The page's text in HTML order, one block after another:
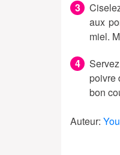
aux
miel.
poivre
bon
Auteur: